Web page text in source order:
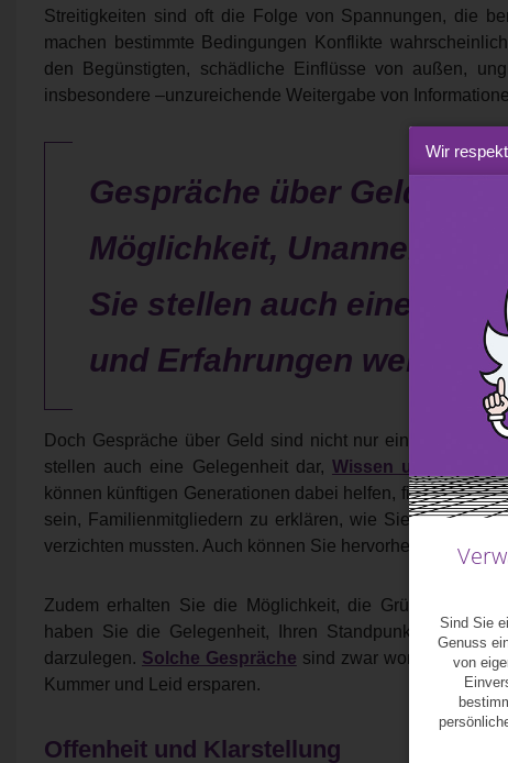
Streitigkeiten sind oft die Folge von Spannungen, die
machen bestimmte Bedingungen Konflikte
den Begünstigten, schädliche Einflüsse von außen,
insbesondere –unzureichende Weitergabe von
Gespräche über Geld sind
Möglichkeit,
Sie stellen auch eine
und Erfahrungen
Doch Gespräche über Geld sind nicht nur eine
stellen auch eine Gelegenheit dar, Wissen und
können künftigen Generationen dabei helfen, finanzielle
sein, Familienmitgliedern zu erklären, wie Sie Ihr
verzichten mussten. Auch können Sie hervorheben, dass
Zudem erhalten Sie die Möglichkeit, die Gründe für Ihre
haben Sie die Gelegenheit, Ihren Standpunkt zur
darzulegen. Solche Gespräche sind zwar womöglich
Kummer und Leid ersparen.
Offenheit und Klarstellung
Wir
Sind Sie
Genuss
von